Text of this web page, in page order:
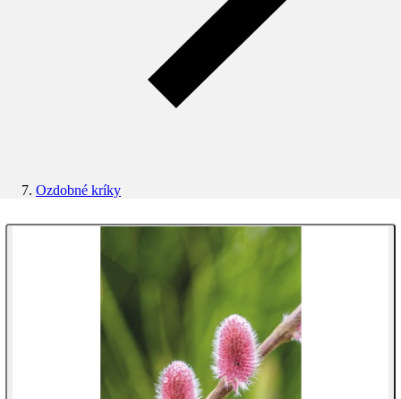
Ozdobné kríky